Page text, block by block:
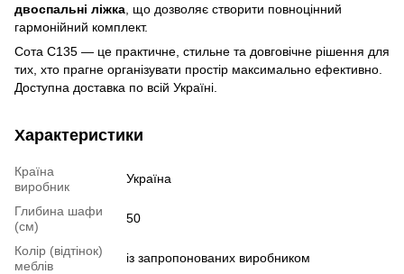
двоспальні ліжка , що дозволяє створити повноцінний
гармонійний комплект.
Сота С135 — це практичне, стильне та довговічне рішення для
тих, хто прагне організувати простір максимально ефективно.
Доступна доставка по всій Україні.
Характеристики
Країна
виробник
Україна
Глибина шафи
(см)
50
Колір (відтінок)
меблів
із запропонованих виробником